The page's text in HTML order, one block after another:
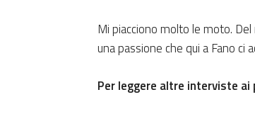
Mi piacciono molto le moto.
una passione che qui a Fano ci
Per leggere altre interviste